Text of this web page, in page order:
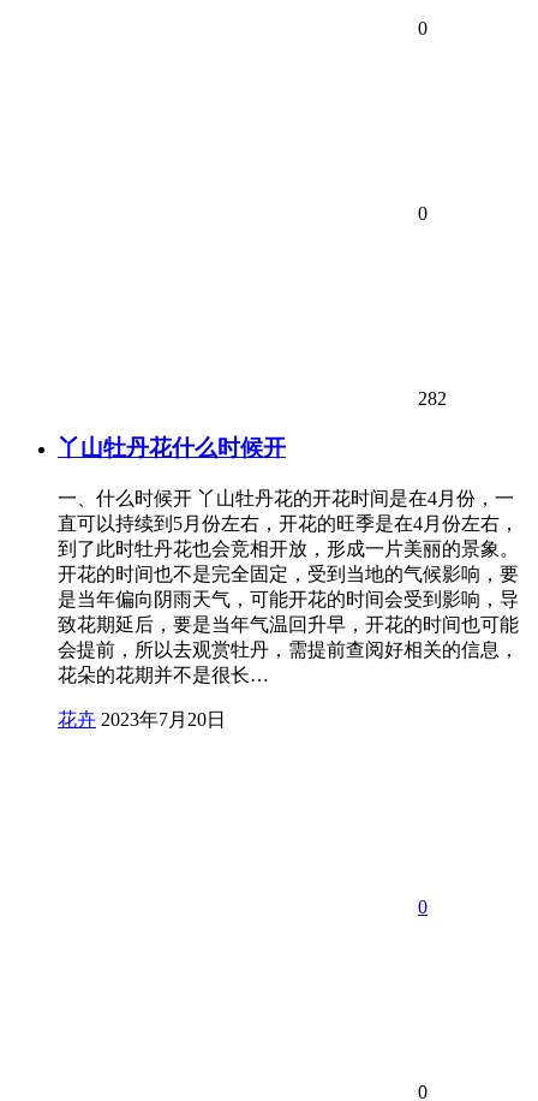
0
0
282
丫山牡丹花什么时候开
一、什么时候开 丫山牡丹花的开花时间是在4月份，一
直可以持续到5月份左右，开花的旺季是在4月份左右，
到了此时牡丹花也会竞相开放，形成一片美丽的景象。
开花的时间也不是完全固定，受到当地的气候影响，要
是当年偏向阴雨天气，可能开花的时间会受到影响，导
致花期延后，要是当年气温回升早，开花的时间也可能
会提前，所以去观赏牡丹，需提前查阅好相关的信息，
花朵的花期并不是很长…
花卉 2023年7月20日
0
0